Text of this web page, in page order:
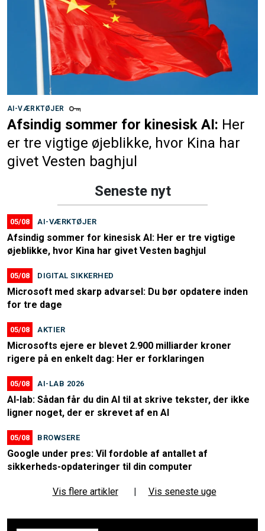
AI-VÆRKTØJER
Afsindig sommer for kinesisk AI: Her
er tre vigtige øjeblikke, hvor Kina har
givet Vesten baghjul
Seneste nyt
05/08 AI-VÆRKTØJER
Afsindig sommer for kinesisk AI: Her er tre vigtige
øjeblikke, hvor Kina har givet Vesten baghjul
05/08 DIGITAL SIKKERHED
Microsoft med skarp advarsel: Du bør opdatere inden
for tre dage
05/08 AKTIER
Microsofts ejere er blevet 2.900 milliarder kroner
rigere på en enkelt dag: Her er forklaringen
05/08 AI-LAB 2026
AI-lab: Sådan får du din AI til at skrive tekster, der ikke
ligner noget, der er skrevet af en AI
05/08 BROWSERE
Google under pres: Vil fordoble af antallet af
sikkerheds-opdateringer til din computer
Vis flere artikler Vis seneste uge